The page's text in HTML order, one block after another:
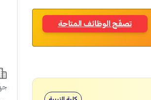
تصفّح الوظائف المتاحة